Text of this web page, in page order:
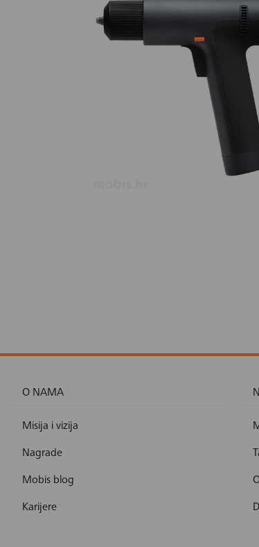
O NAMA
Misija i vizija
Nagrade
Mobis blog
Karijere